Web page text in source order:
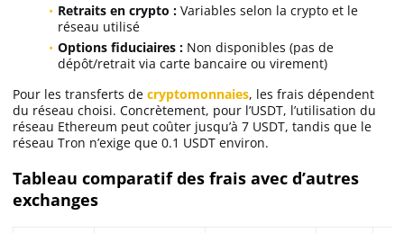
Retraits en crypto : Variables selon la crypto et le
réseau utilisé
Options fiduciaires : Non disponibles (pas de
dépôt/retrait via carte bancaire ou virement)
Pour les transferts de cryptomonnaies, les frais dépendent
du réseau choisi. Concrètement, pour l’USDT, l’utilisation du
réseau Ethereum peut coûter jusqu’à 7 USDT, tandis que le
réseau Tron n’exige que 0.1 USDT environ.
Tableau comparatif des frais avec d’autres
exchanges